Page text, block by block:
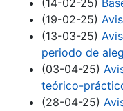
(14-02-25)
(19-02-25)
(13-03-25)
periodo de
(03-04-25)
teórico-
(28-04-25)